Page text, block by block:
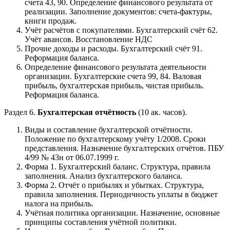
счета 43, 90. Определение финансового результата от
реализации. Заполнение документов: счета-фактуры,
книги продаж.
Учёт расчётов с покупателями. Бухгалтерский счёт 62.
Учёт авансов. Восстановление НДС
Прочие доходы и расходы. Бухгалтерский счёт 91.
Реформация баланса.
Определение финансового результата деятельности
организации. Бухгалтерские счета 99, 84. Валовая
прибыль, бухгалтерская прибыль, чистая прибыль.
Реформация баланса.
Раздел 6. Бухгалтерская отчётность (10 ак. часов).
Виды и составление бухгалтерской отчётности.
Положение по бухгалтерскому учёту 1/2008. Сроки
представления. Назначение бухгалтерских отчётов. ПБУ
4/99 № 43н от 06.07.1999 г.
Форма 1. Бухгалтерский баланс. Структура, правила
заполнения. Анализ бухгалтерского баланса.
Форма 2. Отчёт о прибылях и убытках. Структура,
правила заполнения. Периодичность уплаты в бюджет
налога на прибыль.
Учётная политика организации. Назначение, основные
принципы составления учётной политики.